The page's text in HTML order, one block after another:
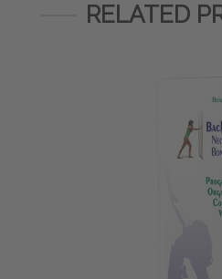
RELATED